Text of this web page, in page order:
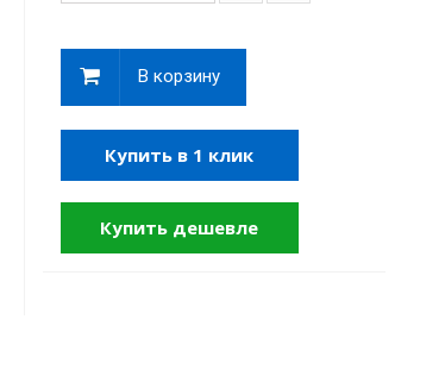
В корзину
Купить в 1 клик
Купить дешевле